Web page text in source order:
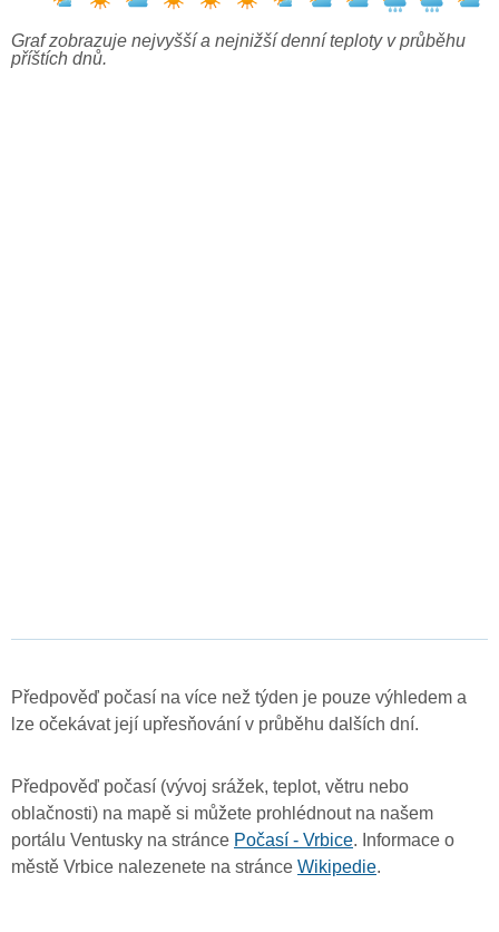
Graf zobrazuje nejvyšší a nejnižší denní teploty v průběhu
příštích dnů.
Předpověď počasí na více než týden je pouze výhledem a
lze očekávat její upřesňování v průběhu dalších dní.
Předpověď počasí (vývoj srážek, teplot, větru nebo
oblačnosti) na mapě si můžete prohlédnout na našem
portálu Ventusky na stránce Počasí - Vrbice. Informace o
městě Vrbice nalezenete na stránce Wikipedie.